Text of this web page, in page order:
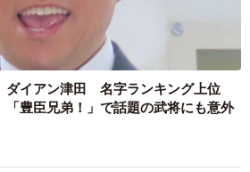
ダイアン津田 名字ランキング上位
豊臣兄弟！」で話題の武将にも意外